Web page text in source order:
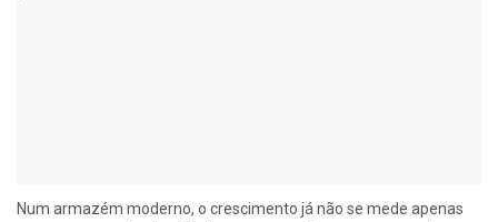
Num armazém moderno, o crescimento já não se mede apenas